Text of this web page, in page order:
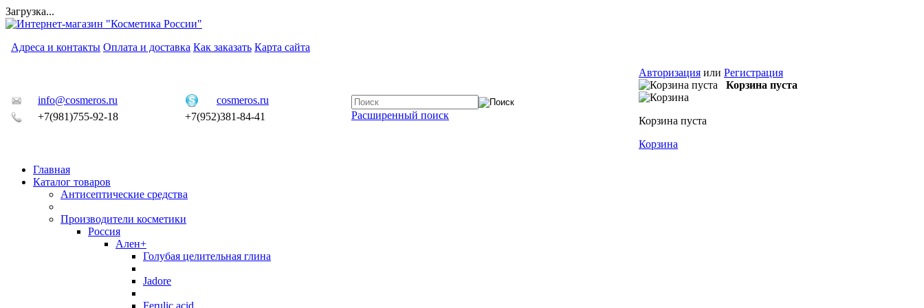
Загрузка...
Адреса и контакты Оплата и доставка Как заказать Карта сайта
info@cosmeros.ru
cosmeros.ru
+7(981)755-92-18
+7(952)381-84-41 Расширенный поиск
Авторизация или Регистрация
Корзина пуста
Корзина пуста
Корзина
Главная
Каталог товаров
Антисептические средства
Производители косметики
Россия
Ален+
Голубая целительная глина
Jadore
Ferulic acid